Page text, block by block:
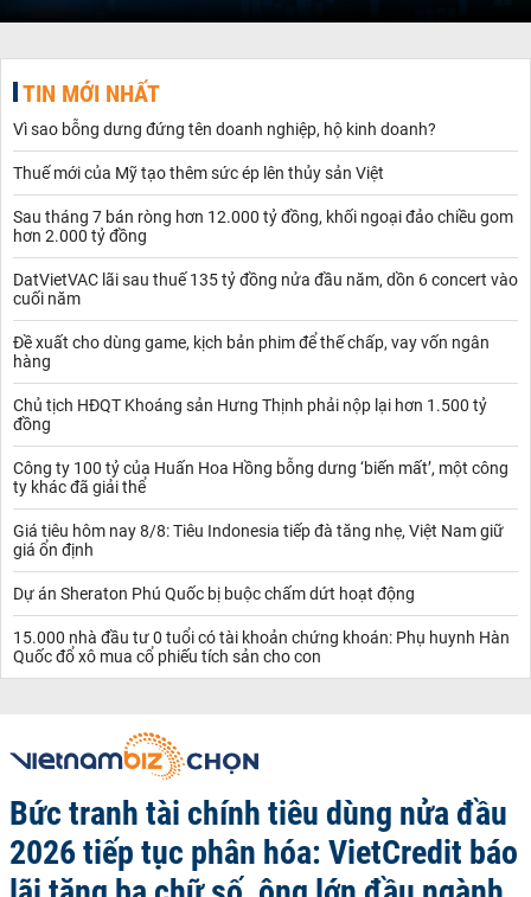
TIN MỚI NHẤT
Vì sao bỗng dưng đứng tên doanh nghiệp, hộ kinh doanh?
Thuế mới của Mỹ tạo thêm sức ép lên thủy sản Việt
Sau tháng 7 bán ròng hơn 12.000 tỷ đồng, khối ngoại đảo chiều gom
hơn 2.000 tỷ đồng
DatVietVAC lãi sau thuế 135 tỷ đồng nửa đầu năm, dồn 6 concert vào
cuối năm
Đề xuất cho dùng game, kịch bản phim để thế chấp, vay vốn ngân
hàng
Chủ tịch HĐQT Khoáng sản Hưng Thịnh phải nộp lại hơn 1.500 tỷ
đồng
Công ty 100 tỷ của Huấn Hoa Hồng bỗng dưng ‘biến mất’, một công
ty khác đã giải thể
Giá tiêu hôm nay 8/8: Tiêu Indonesia tiếp đà tăng nhẹ, Việt Nam giữ
giá ổn định
Dự án Sheraton Phú Quốc bị buộc chấm dứt hoạt động
15.000 nhà đầu tư 0 tuổi có tài khoản chứng khoán: Phụ huynh Hàn
Quốc đổ xô mua cổ phiếu tích sản cho con
Bức tranh tài chính tiêu dùng nửa đầu
2026 tiếp tục phân hóa: VietCredit báo